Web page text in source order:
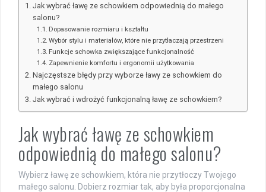
Jak wybrać ławę ze schowkiem odpowiednią do małego
salonu?
Dopasowanie rozmiaru i kształtu
Wybór stylu i materiałów, które nie przytłaczają przestrzeni
Funkcje schowka zwiększające funkcjonalność
Zapewnienie komfortu i ergonomii użytkowania
Najczęstsze błędy przy wyborze ławy ze schowkiem do
małego salonu
Jak wybrać i wdrożyć funkcjonalną ławę ze schowkiem?
Jak wybrać ławę ze schowkiem
odpowiednią do małego salonu?
Wybierz ławę ze schowkiem, która nie przytłoczy Twojego
małego salonu. Dobierz rozmiar tak, aby była proporcjonalna